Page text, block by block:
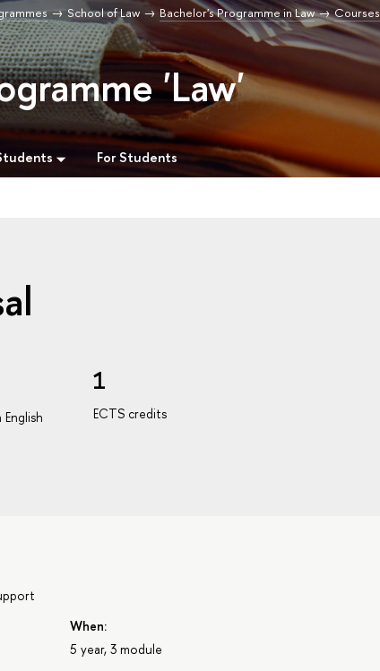
School of Law Bachelor's Programme in Law Courses
'Law'
For Students
1
ECTS credits
When:
5 year, 3 module